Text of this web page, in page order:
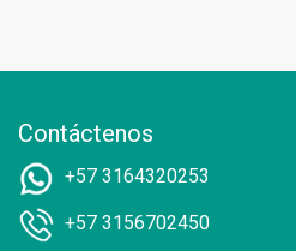
Contáctenos
+57 3164320253
+57 3156702450